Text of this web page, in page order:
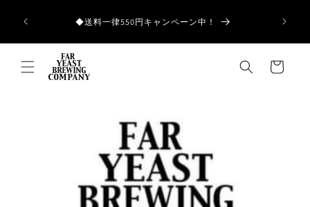
ンツに
進む
◆送料一律550円キャンペーン中！ 和歌山
ー